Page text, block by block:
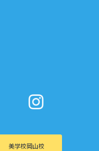
美学校岡山校